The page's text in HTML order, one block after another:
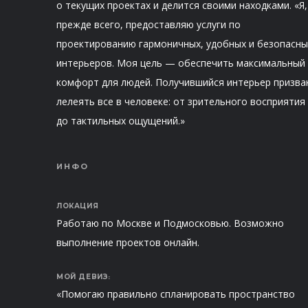
о текущих проектах и делится своими находками. «Я,
прежде всего, предоставляю услуги по
проектированию гармоничных, удобных и
интерьеров. Моя цель — обеспечить максимальный
комфорт для людей. Получившийся интерьер
лелеять все в человеке: от зрительного восприятия
до тактильных ощущений.»
ИНФО
ЛОКАЦИЯ
Работаю по Москве и Подмосковью. Возможно
выполнение проектов онлайн.
МОЙ ДЕВИЗ:
«Помогаю правильно спланировать пространство